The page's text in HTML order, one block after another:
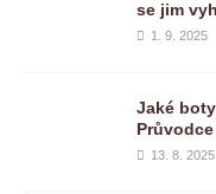
se jim
1. 9. 2025
Jaké
13. 8. 2025